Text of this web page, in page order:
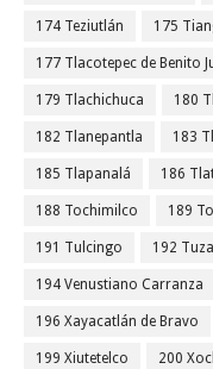
174 Teziutlán 175
177 Tlacotepec de Benito
179 Tlachichuca 180
182 Tlanepantla 183
185 Tlapanalá 186
188 Tochimilco 189
191 Tulcingo 192
194 Venustiano Carranza
196 Xayacatlán de Bravo
199 Xiutetelco 200